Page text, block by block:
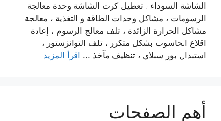
الشاشة السوداء ، تعطيل كرت الشاشة وحدة معالجة
الرسومات ، مشاكل وحدات الطاقة و التغذية ، معالجة
مشاكل الحرارة الزائدة ، تلف معالج الرسوم ، إعادة
اقلاع الحاسوب بشكل متكرر ، تلف التوانزستور ،
استبدال بور سبلاي ، تنظيف مآخذ ... اقرأ المزيد
أهم الصفحات